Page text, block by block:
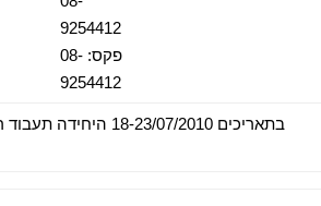
9254412
פקס: 08-
9254412